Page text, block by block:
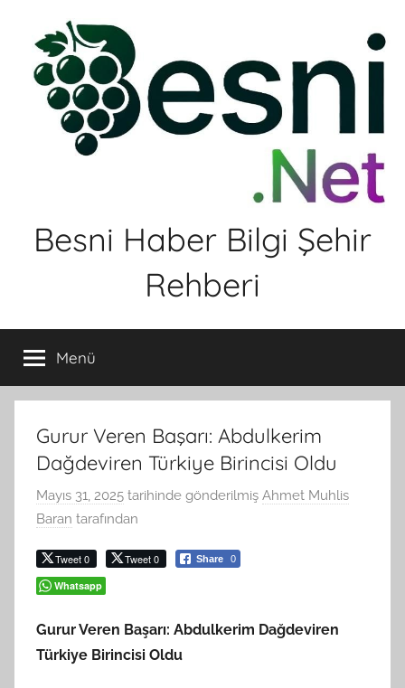
Besni Haber Bilgi Şehir
Rehberi
Menü
Gurur Veren Başarı: Abdulkerim
Dağdeviren Türkiye Birincisi Oldu
Mayıs 31, 2025 tarihinde gönderilmiş Ahmet Muhlis
Baran tarafından
Tweet 0 Tweet 0 Share 0
Whatsapp
Gurur Veren Başarı: Abdulkerim Dağdeviren
Türkiye Birincisi Oldu